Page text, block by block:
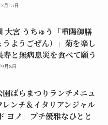
月15日
大宮 うちゅう「重陽御膳
うようごぜん）」菊を楽し
寿と無病息災を食べて願う
月8日
園ばらまつりランチメニュ
レンチ＆イタリアンジャル
ヨノ」プチ優雅なひとと